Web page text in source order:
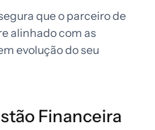
que o parceiro de
alinhado com as
evolução do seu
Financeira